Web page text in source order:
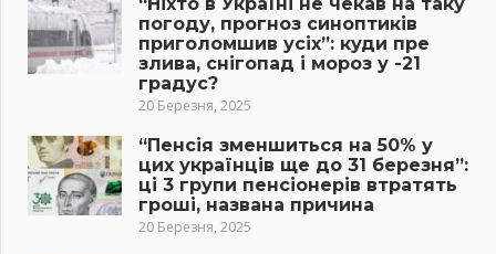
погоду, прогноз синоптиків
приголомшив усіх”: куди пре
злива, снігопад і мороз у -21
градус?
20 Березня, 2025
“Пенсія зменшиться на 50% у
цих українців ще до 31 березня”:
ці 3 групи пенсіонерів втратять
гроші, названа причина
20 Березня, 2025